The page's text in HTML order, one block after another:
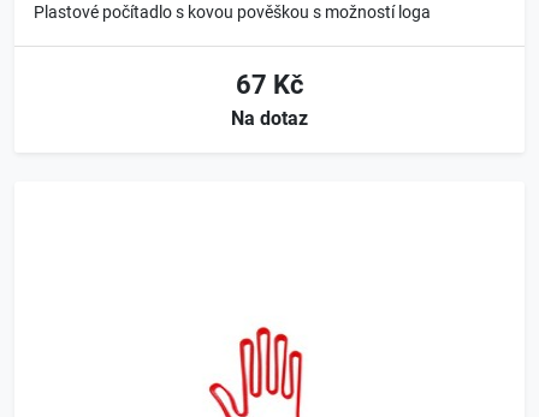
Plastové počítadlo s kovou pověškou s možností loga
67 Kč
Na dotaz